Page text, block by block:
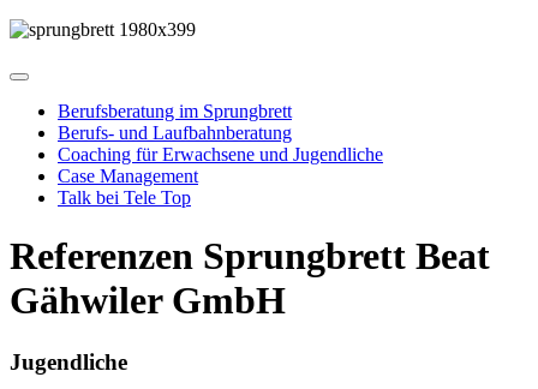
Berufsberatung im Sprungbrett
Berufs- und Laufbahnberatung
Coaching für Erwachsene und Jugendliche
Case Management
Talk bei Tele Top
Referenzen Sprungbrett Beat
Gähwiler GmbH
Jugendliche